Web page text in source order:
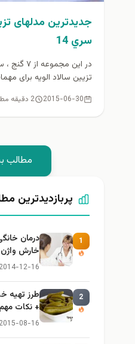
جدیدترین مدلهای
سري 14
در این
تزیین سالاد الویه برای
2015-06-30 2 دقیقه مطالعه
مطالب
پربازدیدترین
1
درمان
خارش واژن
ایمن و
2014-12-16
2
+ نكات مهم
2015-08-16